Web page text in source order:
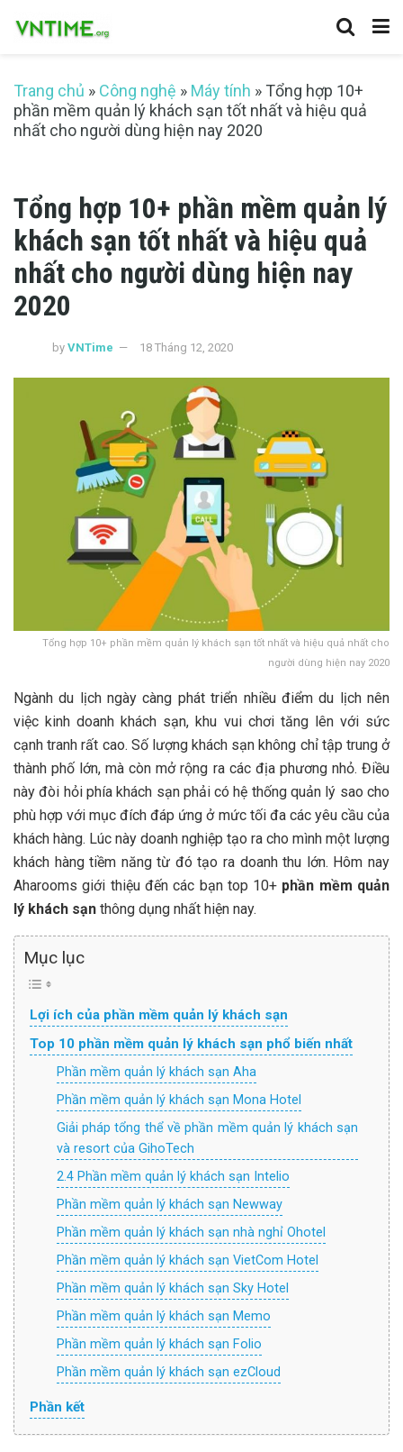
Trang chủ » Công nghệ » Máy tính » Tổng hợp 10+
phần mềm quản lý khách sạn tốt nhất và hiệu quả
nhất cho người dùng hiện nay 2020
Tổng hợp 10+ phần mềm quản lý
khách sạn tốt nhất và hiệu quả
nhất cho người dùng hiện nay
2020
by VNTime 18 Tháng 12, 2020
Tổng hợp 10+ phần mềm quản lý khách sạn tốt nhất và hiệu quả nhất cho
người dùng hiện nay 2020
Ngành du lịch ngày càng phát triển nhiều điểm du lịch nên
việc kinh doanh khách sạn, khu vui chơi tăng lên với sức
cạnh tranh rất cao. Số lượng khách sạn không chỉ tập trung ở
thành phố lớn, mà còn mở rộng ra các địa phương nhỏ. Điều
này đòi hỏi phía khách sạn phải có hệ thống quản lý sao cho
phù hợp với mục đích đáp ứng ở mức tối đa các yêu cầu của
khách hàng. Lúc này doanh nghiệp tạo ra cho mình một lượng
khách hàng tiềm năng từ đó tạo ra doanh thu lớn. Hôm nay
Aharooms giới thiệu đến các bạn top 10+ phần mềm quản
lý khách sạn thông dụng nhất hiện nay.
Mục lục
Lợi ích của phần mềm quản lý khách sạn
Top 10 phần mềm quản lý khách sạn phổ biến nhất
Phần mềm quản lý khách sạn Aha
Phần mềm quản lý khách sạn Mona Hotel
Giải pháp tổng thể về phần mềm quản lý khách sạn
và resort của GihoTech
2.4 Phần mềm quản lý khách sạn Intelio
Phần mềm quản lý khách sạn Newway
Phần mềm quản lý khách sạn nhà nghỉ Ohotel
Phần mềm quản lý khách sạn VietCom Hotel
Phần mềm quản lý khách sạn Sky Hotel
Phần mềm quản lý khách sạn Memo
Phần mềm quản lý khách sạn Folio
Phần mềm quản lý khách sạn ezCloud
Phần kết